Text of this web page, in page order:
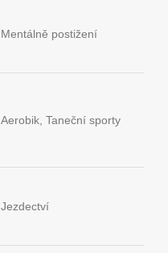
Mentálně postižení
Aerobik, Taneční sporty
Jezdectví